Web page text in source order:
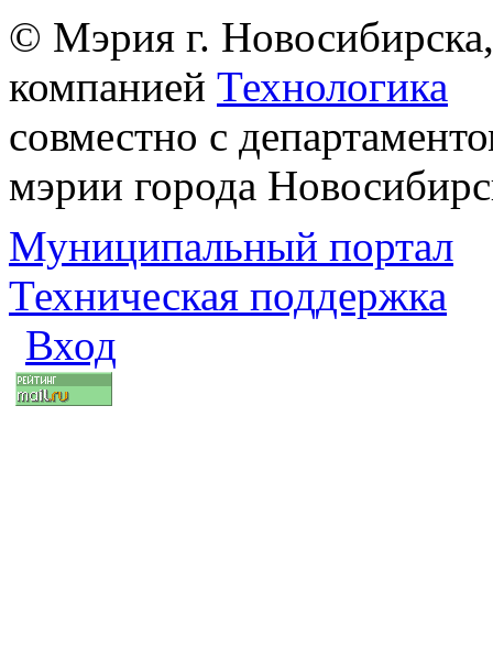
© Мэрия г.
компанией Технологика
совместно с
мэрии города
Муниципальный портал
Техническая поддержка
Вход